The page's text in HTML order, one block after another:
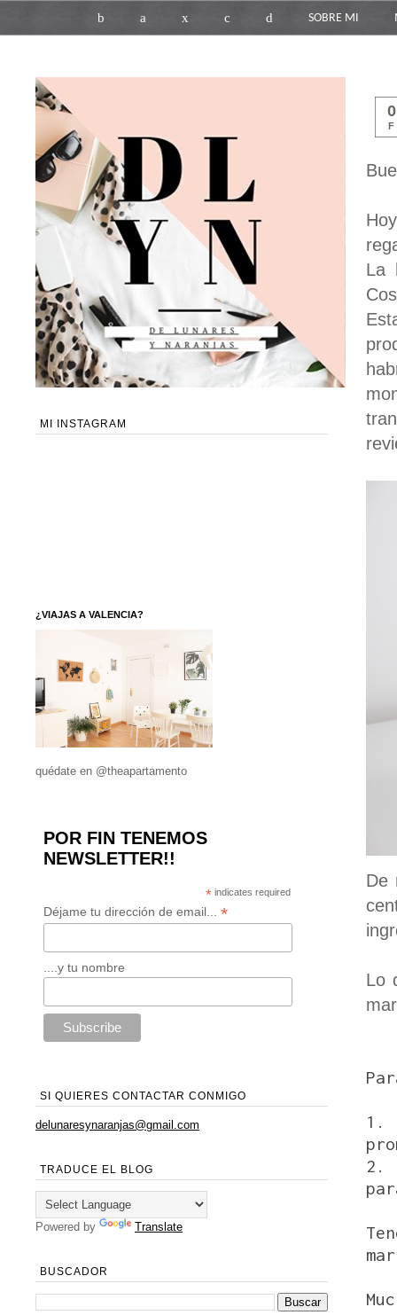
b a x c d SOBRE MI
La
De
Lo
1.
2.
MI INSTAGRAM
¿VIAJAS A VALENCIA?
quédate en @theapartamento
POR FIN TENEMOS
NEWSLETTER!!
* indicates required
Déjame tu dirección de email... *
....y tu nombre
SI QUIERES CONTACTAR CONMIGO
delunaresynaranjas@gmail.com
TRADUCE EL BLOG
Powered by Translate
BUSCADOR